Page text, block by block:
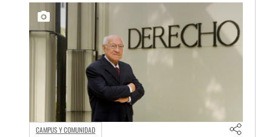
CAMPUS Y COMUNIDAD